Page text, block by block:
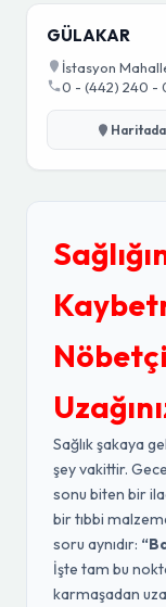
GÜLAKAR
İstasyon
0 - (442) 240 -
Sağlık şakaya
şey vakittir.
sonu biten bir
bir tıbbi
soru aynıdır:
İşte tam bu
karmaşadan